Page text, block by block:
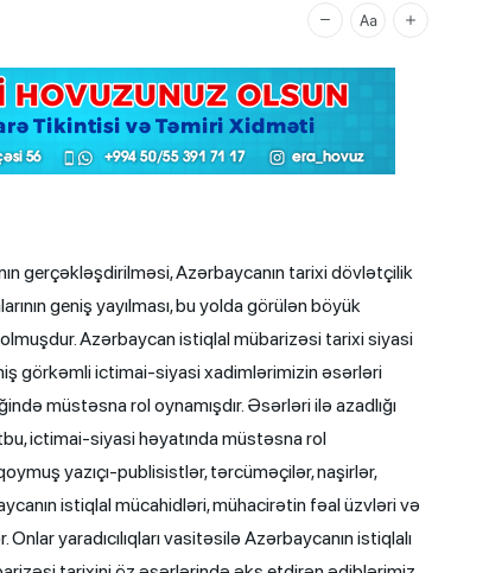
ictimaiyyətə çatdırmışdırlar. Onlar siyasi-ideoloji düşüncədə, bədii-estetik yanaşmada çoxvariantlılıq edərək marifçiliyi tənqidi realizmlə, tənqidi realizmi romantizmlə uyğunlaşdıraraq Azərbaycan ədəbiyyatında istiqlal ideayasının çoxobrazlılığını, çoxqatlılığını yaratmışdırlar. Azərbaycan ədəbiyyatı tarixində Azərbaycan Xalq Cümhuriyyəti dövrü zəngin, məhsuldar, rəngarəng, maraqlı və eyni zamanda ən ziddiyyətli əsərləri ilə yadda qalmışdır. Ədiblərimiz millətin azadlığına gedən yolun siyasi-ideoloji parametrlərini, bədii-publisistik təbliğatının təşkilini fərqli müstəvilərdə görür və bunu ədəbiyyatda təhlil və təbliğ edirdilər. Azərbaycanın mürəkkəb, ziddiyyətli, qətiyyətli, dönməz istiqlal yolunda Azərbaycan ədəbiyyatının ictimai-siyasi həyatla, milli düşüncə ilə paralel inkişafını görürük. Abid Tahirli “1920-ci illər Azərbaycan poeziyası Məhəmməd Əmin Rəsulzadənin araşdırmalarında” məqaləsində Azərbaycan istiqlal tarixinin bayraqdarı olan M.Ə.Rəsulzadənin 1920-ci illər Azərbaycan poeziyası haqqındakı fikirlərini analiz etmişdir. “Ölkəmizdə və mühacirətdə 20-30-cu illərdə ərsəyə gələn ədəbi nümunələrin tədqiqinə, tənqidinə, təbliğinə həsr olunmuş “Çağdaş Azərbaycan ədəbiyyatı”nda M.Ə.Rəsulzadə milli poeziyamızın ədəbiyyatımızın qüdrətli simaları – Əhməd Cavad, Gültəkin, Almas İldırım, Əli Yusif, Sənan, Yaycılı Kərim və digərlərinin yaradıcılığından nümunələri dərindən və obyektiv təhlil etmiş, qiymətləndirmiş və əsərlərin ideya, məzmununa, dil, üslub, sənətkarlıq məziyyətlərinə uyğun elmi nəzəri müddəalar irəli sürmüşdür. Bu irsi ilə müəllif istiqlal şairlərinin sənət qüdrətinin, məfkurə dünyasının, milli düşüncə tərzinin, fəlsəfi dərinlik və irfani məzmununun elmi-nəzəri və ideya-estetik şərhinə sovet tənqidçilərindən fərqli, yeni münasibət sərgiləmiş, yeni yanaşma və tədqiqat metodu ilə bütövlükdə Azərbaycan, o cümlədən mühacirət ədəbiyyatşünaslığına tövhə vermişdir. M.Ə.Rəsulzadənin ədəbiyyatşünaslıq irsinin aktuallığı, uzunömürlülüyü, özünəməxsusluğu və gücünü də bu keyfiyyətlər şərtləndirir” [1, s.153-154]. Azərbaycan ədəbiyyatı cəmiyyətin ictimai-siyasi düşüncə yükünün və istiqlal ideyasının tərənnümçüsü və daşıyıcısı rolunda çıxış edirdi. Azərbaycan Xalq Cümhuriyyəti dövrü ədəbiyyatında mövzu, ideya, məzmun əlvanlığı və ədəbi cərəyanların müxtəlifliyi diqqəti cəlb edir. Azərbaycanda maarifçilik və demokratik ideyaların güclənməsi və ictimai şüurun inkişafı məhz bu dövrdə daha güclü idi. Azərbaycan Xalq Cümhuriyyəti dövrünün ictimai həyatının güzgüsü olan ədəbiyyat zamanın tələbinə uyğun olaraq, yeni-yeni mövzu və keyfiyyətləri özündə əks etdirir. Ədəbiyyatda istiqlal ideyasının inkişafı, milli şüura hakim kəsilməsi və müstəqil dövlətçiliyə istiqamətlənməsi nəticəsində ictimai şüur, milli özünüdərk prosesi olduqca yüksək səviyyədə idi. Azərbaycan Xalq Cümhuriyyəti dövründə ədiblərin ədəbi-elmi, bədii-publisistik, ictimai-siyasi fəaliyyəti milli mətbuatın inkişafına və publisistikaya qüvvətli təsir etmişdir. Azərbaycan istiqlal mübarizəsi tarixi dövründə ədiblər öz əsərlərini doğma Azərbaycan dilində yazmağa başlamışdılar və bununda sayəsində ədəbiyyatda, ictimai münasibətlərdə Azərbaycan dilinin rolu artmış, ilk mətbu nümunələrin Azərbaycan dilli variantının meydana gəlməsi, yeni məfkurə və ideyaların, müstəqillik və azadlıq barədə düşüncələrin, istiqlal idealının bədii mətnlərdə aparıcı istiqamətə çevrilməsi baş vermişdir. Azərbaycanın ictimai-ədəbi həyatında mühüm rol oynayan və ümumbəşəri humanist dəyərləri özündə ehtiva edən əsərlərin əksəriyyəti məhz Azərbaycan Xalq Cümhuriyyəti dövründə qələmə alınmışdır. Bu dövrün maarifçi ziyalıların və hürriyətsevər insanlar nəslinin yetişməsində əhəmiyyətli rolu vardır. Onlar ədəbiyyat vasitəsilə elmi biliklərin yayılmasına, cəmiyyətin mənəvi yüksəkliyə çatmasına, ictimai və siyasi münasibətlərdə hüquqlarının qorunmasına, demokratik və humanist dəyərlərə sahib çıxılmasına, xalqın müdrikliyinə, uzaqgörənliyinə nail olunmasına çalışırdılar. Azərbaycan istiqlal mübarizəsi tarixi Azərbaycanda ziyalılar nəslinin yetişməsində mühüm rol oynamışdır. Azərbaycan Xalq Cümhuriyyəti dövründə fəaliyyət göstərmiş ədiblərimiz Azərbaycanın maarifi tarixində xüsusi rol oynayaraq açıq fikirli ziyalı nəslinin yetişməsinə nail olmuşdurlar. Azərbaycan ədəbiyyatında xüsusi yeri və mövqeyi olan söz və qələm ustadl